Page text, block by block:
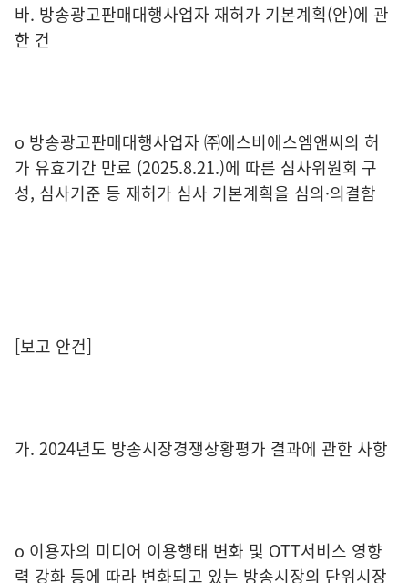
바. 방송광고판매대행사업자 재허가 기본계획(안)에 관
한 건
o 방송광고판매대행사업자 ㈜에스비에스엠앤씨의 허
가 유효기간 만료 (2025.8.21.)에 따른 심사위원회 구
성, 심사기준 등 재허가 심사 기본계획을 심의·의결함
[보고 안건]
가. 2024년도 방송시장경쟁상황평가 결과에 관한 사항
o 이용자의 미디어 이용행태 변화 및 OTT서비스 영향
력 강화 등에 따라 변화되고 있는 방송시장의 단위시장